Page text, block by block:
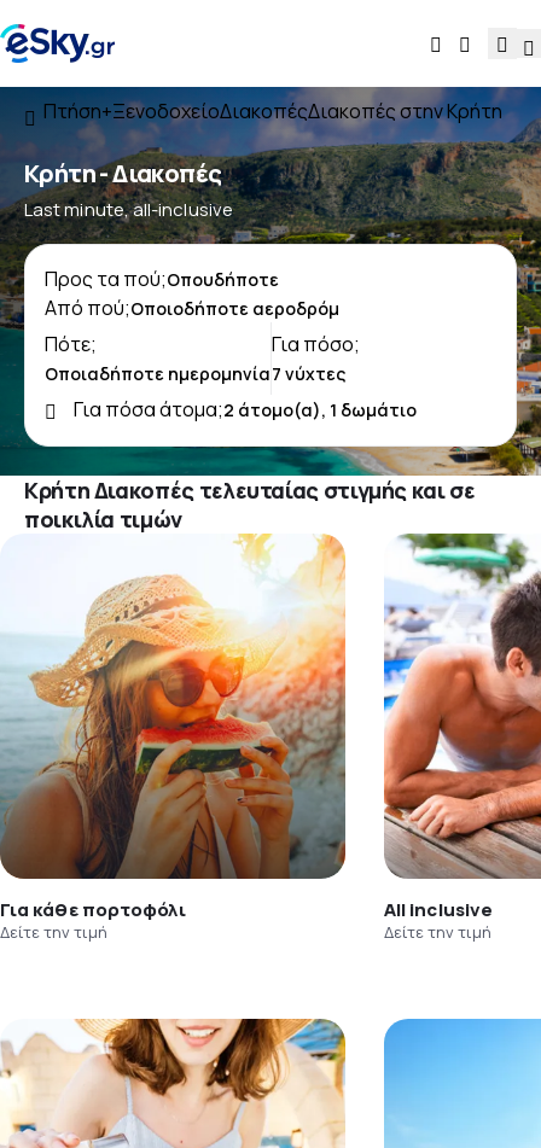
Πτήση+ΞενοδοχείοΔιακοπέςΔιακοπές στην Κρήτη
Κρήτη - Διακοπές
Last minute, all-inclusive
Προς τα πού;
Από πού;
Πότε;
Για πόσο;
Για πόσα άτομα;
Κρήτη Διακοπές τελευταίας στιγμής και σε
ποικιλία τιμών
Για κάθε πορτοφόλι
Δείτε την τιμή
All inclusive
Δείτε την τιμή